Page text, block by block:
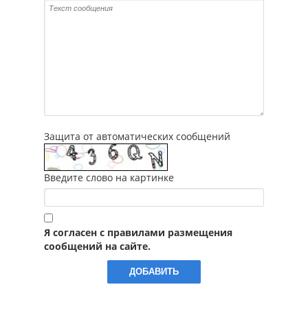
Защита от автоматических сообщений
Введите слово на картинке
Я согласен с правилами размещения
сообщений на сайте.